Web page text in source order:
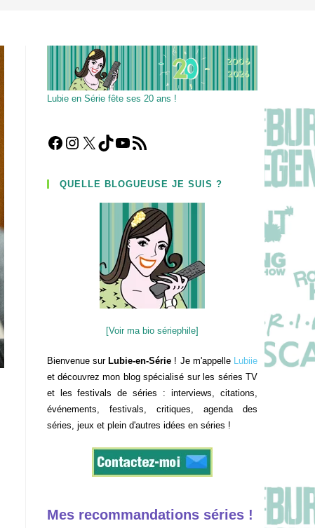
Lubie en Série fête ses 20 ans !
Facebook
Instagram
X TikTokYouTube
Flux RSS
QUELLE BLOGUEUSE JE SUIS ?
[Voir ma bio sériephile]
Bienvenue sur Lubie-en-Série ! Je m'appelle Lubiie
et découvrez mon blog spécialisé sur les séries TV
et les festivals de séries : interviews, citations,
événements, festivals, critiques, agenda des
séries, jeux et plein d'autres idées en séries !
Mes recommandations séries !